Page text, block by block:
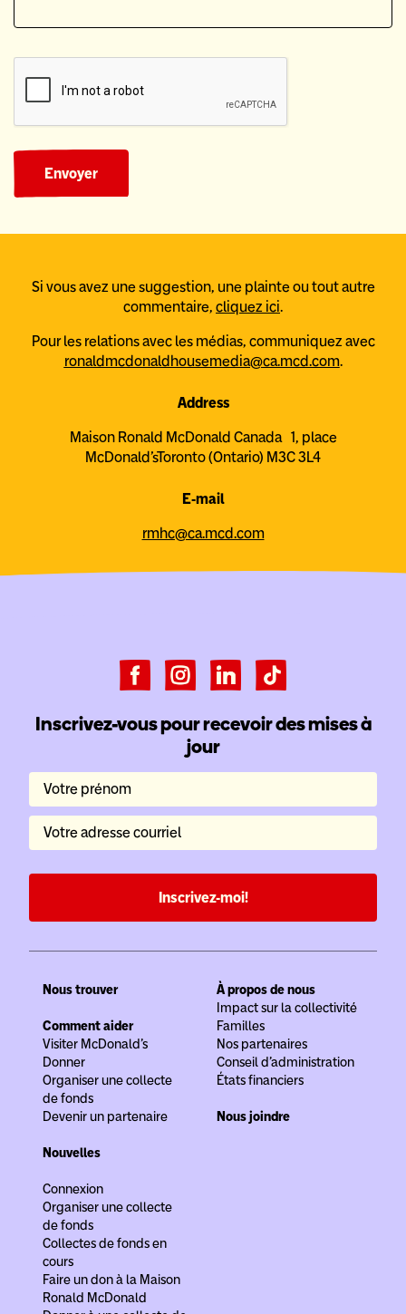
Envoyer
Si vous avez une suggestion, une plainte ou tout autre
commentaire, cliquez ici.
Pour les relations avec les médias, communiquez avec
ronaldmcdonaldhousemedia@ca.mcd.com.
Address
Maison Ronald McDonald Canada 1, place
McDonald’sToronto (Ontario) M3C 3L4
E-mail
rmhc@ca.mcd.com
Inscrivez-vous pour recevoir des mises à
jour
Votre prénom
Votre adresse courriel
Inscrivez-moi!
Nous trouver
Comment aider
Visiter McDonald’s
Donner
Organiser une collecte
de fonds
Devenir un partenaire
À propos de nous
Impact sur la collectivité
Familles
Nos partenaires
Conseil d’administration
États financiers
Nous joindre
Nouvelles
Connexion
Organiser une collecte
de fonds
Collectes de fonds en
cours
Faire un don à la Maison
Ronald McDonald